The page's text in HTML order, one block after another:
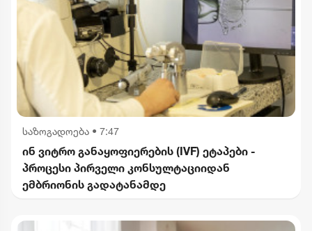
საზოგადოება • 7:47
ინ ვიტრო განაყოფიერების (IVF) ეტაპები -
პროცესი პირველი კონსულტაციიდან
ემბრიონის გადატანამდე